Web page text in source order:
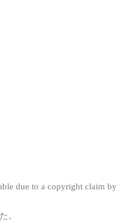
due to a copyright claim by
。